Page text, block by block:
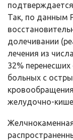
Так, по данным
долечивании
лечения из
32%
больных с
желудочно-